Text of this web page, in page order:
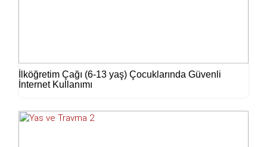
İlköğretim Çağı (6-13 yaş) Çocuklarında Güvenli
İnternet Kullanımı